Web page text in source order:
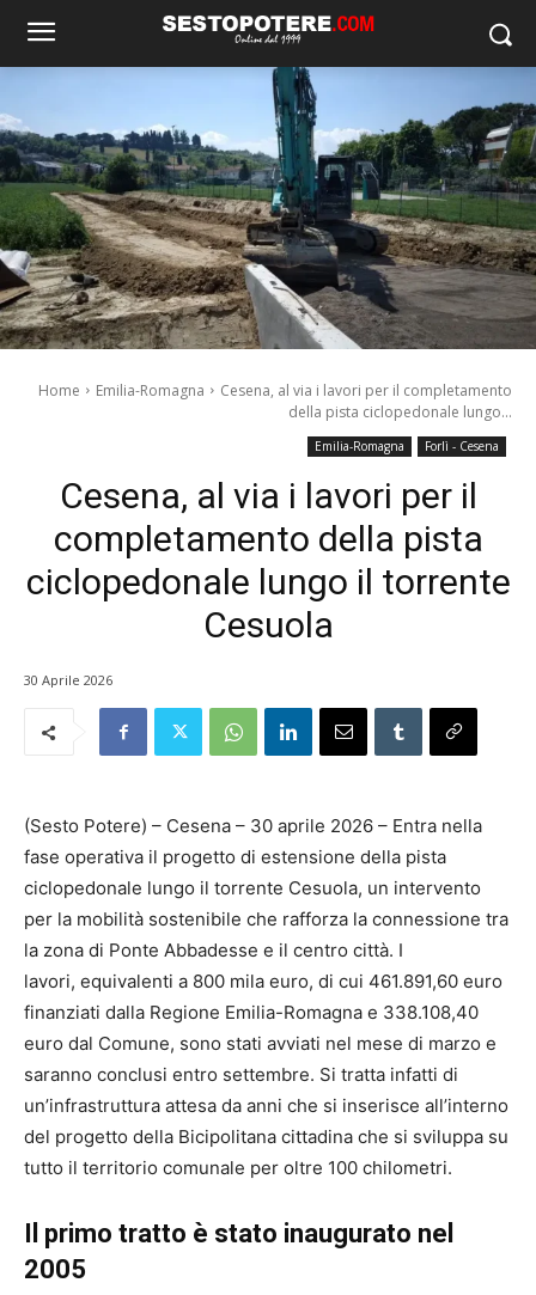
Home Emilia-Romagna
Cesena, al via i lavori per il completamento
della pista ciclopedonale lungo...
Emilia-Romagna Forlì - Cesena
Cesena, al via i lavori per il
completamento della pista
ciclopedonale lungo il torrente
Cesuola
30 Aprile 2026
(Sesto Potere) – Cesena – 30 aprile 2026 – Entra nella
fase operativa il progetto di estensione della pista
ciclopedonale lungo il torrente Cesuola, un intervento
per la mobilità sostenibile che rafforza la connessione tra
la zona di Ponte Abbadesse e il centro città. I
lavori, equivalenti a 800 mila euro, di cui 461.891,60 euro
finanziati dalla Regione Emilia-Romagna e 338.108,40
euro dal Comune, sono stati avviati nel mese di marzo e
saranno conclusi entro settembre. Si tratta infatti di
un’infrastruttura attesa da anni che si inserisce all’interno
del progetto della Bicipolitana cittadina che si sviluppa su
tutto il territorio comunale per oltre 100 chilometri.
Il primo tratto è stato inaugurato nel
2005